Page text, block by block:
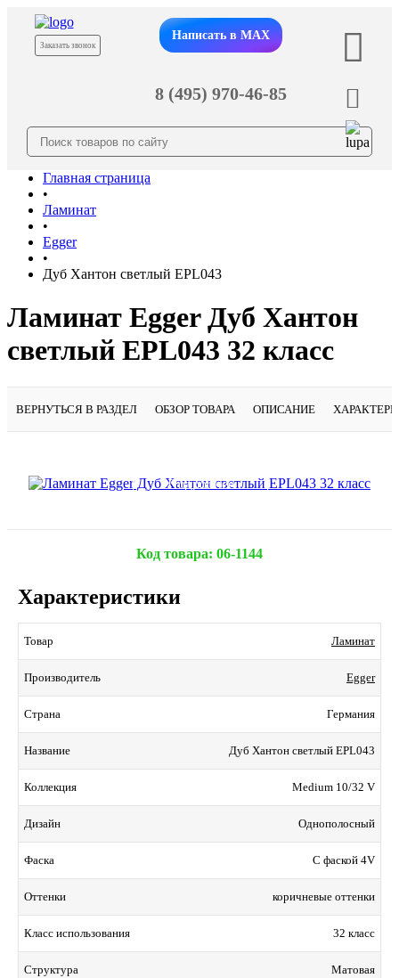
Заказать звонок
Написать в MAX
8 (495) 970-46-85
Главная страница
•
Ламинат
•
Egger
•
Дуб Хантон светлый EPL043
Ламинат Egger Дуб Хантон
светлый EPL043 32 класс
ВЕРНУТЬСЯ В РАЗДЕЛ ОБЗОР ТОВАРА ОПИСАНИЕ
Подробнее
Код товара: 06-1144
Характеристики
Товар Ламинат
Производитель Egger
Страна Германия
Название Дуб Хантон светлый EPL043
Коллекция Medium 10/32 V
Дизайн Однополосный
Фаска С фаской 4V
Оттенки коричневые оттенки
Класс использования 32 класс
Структура Матовая